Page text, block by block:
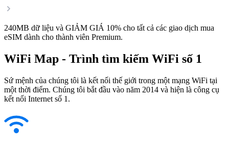
240MB dữ liệu và GIẢM GIÁ 10% cho tất cả các giao dịch mua
eSIM dành cho thành viên Premium.
WiFi Map - Trình tìm kiếm WiFi số 1
Sứ mệnh của chúng tôi là kết nối thế giới trong một mạng WiFi tại
một thời điểm. Chúng tôi bắt đầu vào năm 2014 và hiện là công cụ
kết nối Internet số 1.